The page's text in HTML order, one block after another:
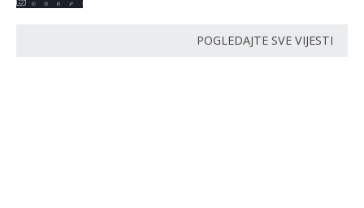
POGLEDAJTE SVE VIJESTI